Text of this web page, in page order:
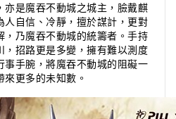
亦是魔吞不動城之城主，臉戴麒
人自信、冷靜，擅於謀計，更對
，乃魔吞不動城的統籌者。手持
，招路更是多變，擁有難以測度
事手腕，將魔吞不動城的阻礙一
更多的未知數。